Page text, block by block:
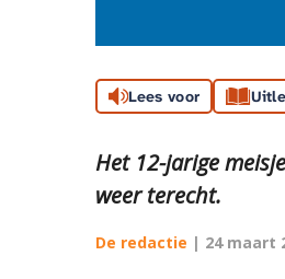
Lees voor
Het 12-jarige
weer terecht.
De redactie | 24 maart